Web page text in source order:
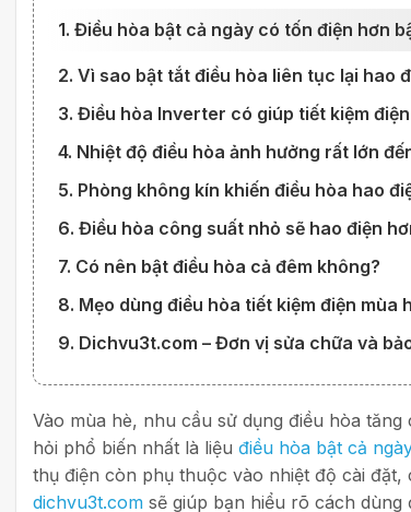
1. Điều hòa bật cả ngày có tốn điện hơn
2. Vì sao bật tắt điều hòa liên tục lại hao
3. Điều hòa Inverter có giúp tiết kiệm
4. Nhiệt độ điều hòa ảnh hưởng rất lớn
5. Phòng không kín khiến điều hòa hao
6. Điều hòa công suất nhỏ sẽ hao điện
7. Có nên bật điều hòa cả đêm không?
8. Mẹo dùng điều hòa tiết kiệm điện mùa
9. Dichvu3t.com – Đơn vị sửa chữa và
Vào mùa hè, nhu cầu sử dụng điều hòa
hỏi phổ biến nhất là liệu điều hòa bật cả
thụ điện còn phụ thuộc vào nhiệt độ cài đặt,
dichvu3t.com sẽ giúp bạn hiểu rõ cách dùng